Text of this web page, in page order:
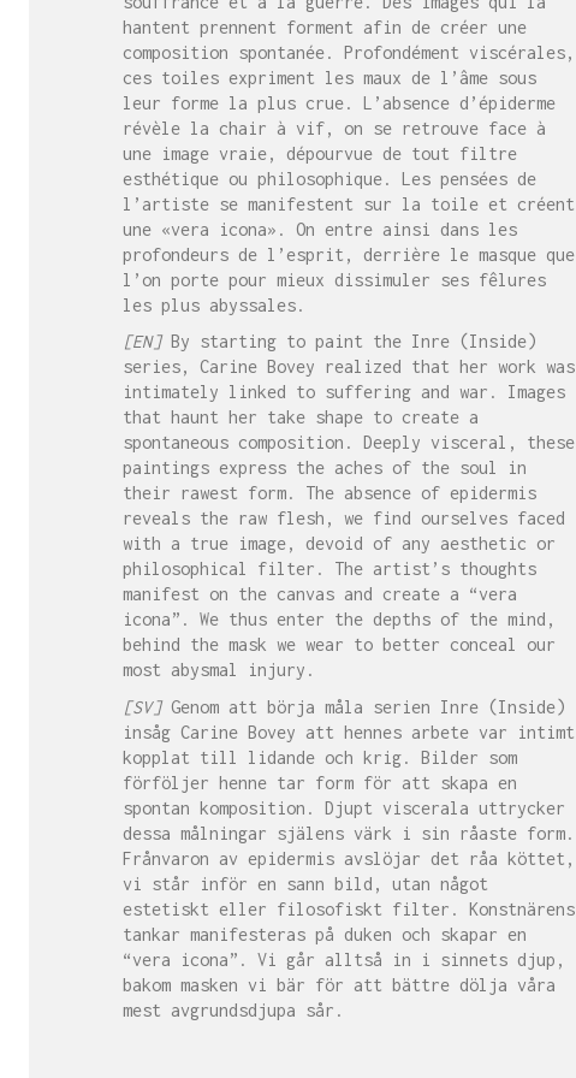
hantent prennent forment afin de créer une
composition spontanée. Profondément viscérales,
ces toiles expriment les maux de l’âme sous
leur forme la plus crue. L’absence d’épiderme
révèle la chair à vif, on se retrouve face à
une image vraie, dépourvue de tout filtre
esthétique ou philosophique. Les pensées de
l’artiste se manifestent sur la toile et créent
une «vera icona». On entre ainsi dans les
profondeurs de l’esprit, derrière le masque que
l’on porte pour mieux dissimuler ses fêlures
les plus abyssales.
[EN]By starting to paint the Inre (Inside)
series, Carine Bovey realized that her work was
intimately linked to suffering and war. Images
that haunt her take shape to create a
spontaneous composition. Deeply visceral, these
paintings express the aches of the soul in
their rawest form. The absence of epidermis
reveals the raw flesh, we find ourselves faced
with a true image, devoid of any aesthetic or
philosophical filter. The artist’s thoughts
manifest on the canvas and create a “vera
icona”. We thus enter the depths of the mind,
behind the mask we wear to better conceal our
most abysmal injury.
[SV]Genom att börja måla serien Inre (Inside)
insåg Carine Bovey att hennes arbete var intimt
kopplat till lidande och krig. Bilder som
förföljer henne tar form för att skapa en
spontan komposition. Djupt viscerala uttrycker
dessa målningar själens värk i sin råaste form.
Frånvaron av epidermis avslöjar det råa köttet,
vi står inför en sann bild, utan något
estetiskt eller filosofiskt filter. Konstnärens
tankar manifesteras på duken och skapar en
“vera icona”. Vi går alltså in i sinnets djup,
bakom masken vi bär för att bättre dölja våra
mest avgrundsdjupa sår.